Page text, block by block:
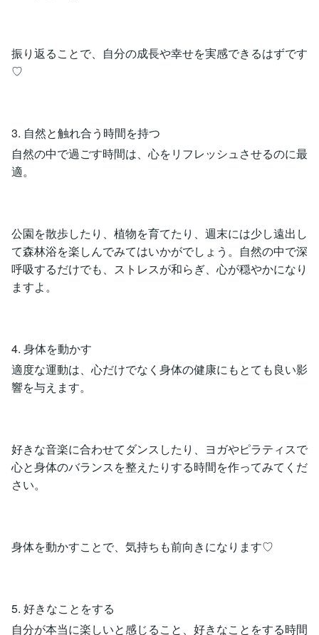
振り返ることで、自分の成長や幸せを実感できるはずです
♡
3. 自然と触れ合う時間を持つ
自然の中で過ごす時間は、心をリフレッシュさせるのに最
適。
公園を散歩したり、植物を育てたり、週末には少し遠出し
て森林浴を楽しんでみてはいかがでしょう。自然の中で深
呼吸するだけでも、ストレスが和らぎ、心が穏やかになり
ますよ。
4. 身体を動かす
適度な運動は、心だけでなく身体の健康にもとても良い影
響を与えます。
好きな音楽に合わせてダンスしたり、ヨガやピラティスで
心と身体のバランスを整えたりする時間を作ってみてくだ
さい。
身体を動かすことで、気持ちも前向きになります♡
5. 好きなことをする
自分が本当に楽しいと感じること、好きなことをする時間